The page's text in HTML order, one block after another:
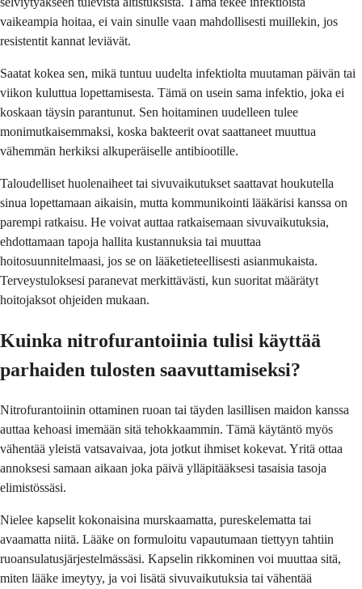
vaikeampia hoitaa, ei vain sinulle vaan mahdollisesti muillekin, jos
resistentit kannat leviävät.
Saatat kokea sen, mikä tuntuu uudelta infektiolta muutaman päivän tai
viikon kuluttua lopettamisesta. Tämä on usein sama infektio, joka ei
koskaan täysin parantunut. Sen hoitaminen uudelleen tulee
monimutkaisemmaksi, koska bakteerit ovat saattaneet muuttua
vähemmän herkiksi alkuperäiselle antibiootille.
Taloudelliset huolenaiheet tai sivuvaikutukset saattavat houkutella
sinua lopettamaan aikaisin, mutta kommunikointi lääkärisi kanssa on
parempi ratkaisu. He voivat auttaa ratkaisemaan sivuvaikutuksia,
ehdottamaan tapoja hallita kustannuksia tai muuttaa
hoitosuunnitelmaasi, jos se on lääketieteellisesti asianmukaista.
Terveystuloksesi paranevat merkittävästi, kun suoritat määrätyt
hoitojaksot ohjeiden mukaan.
Kuinka nitrofurantoiinia tulisi käyttää
parhaiden tulosten saavuttamiseksi?
Nitrofurantoiinin ottaminen ruoan tai täyden lasillisen maidon kanssa
auttaa kehoasi imemään sitä tehokkaammin. Tämä käytäntö myös
vähentää yleistä vatsavaivaa, jota jotkut ihmiset kokevat. Yritä ottaa
annoksesi samaan aikaan joka päivä ylläpitääksesi tasaisia ​​tasoja
elimistössäsi.
Nielee kapselit kokonaisina murskaamatta, pureskelematta tai
avaamatta niitä. Lääke on formuloitu vapautumaan tiettyyn tahtiin
ruoansulatusjärjestelmässäsi. Kapselin rikkominen voi muuttaa sitä,
miten lääke imeytyy, ja voi lisätä sivuvaikutuksia tai vähentää